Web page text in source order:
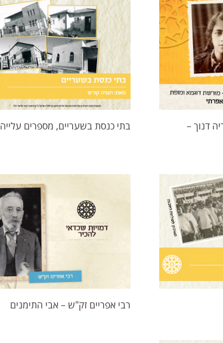
דנוך –
בתי כנסת בשעריים, מספרים עלייה
רבי אפריים זק"ש – אבי התימנים